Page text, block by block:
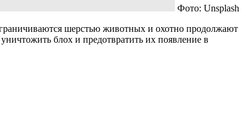
Фото: Unsplash
шерстью животных и охотно продолжают
блох и предотвратить их появление в